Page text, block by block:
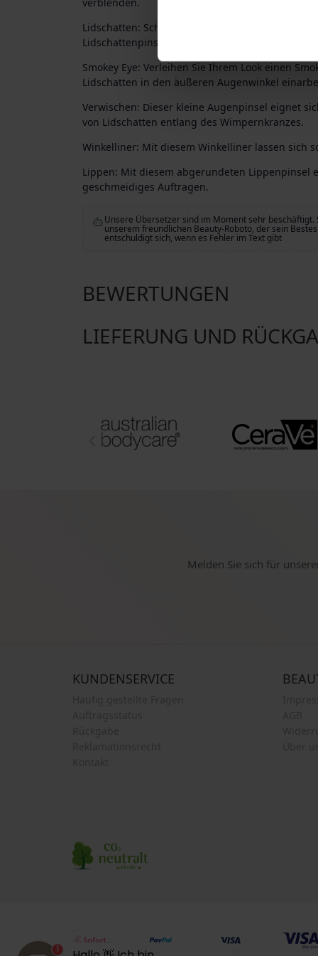
Lidschatten: Schattieren Sie Ihr Augenlid mit
Lidschattenpinsel.
Smokey Eye: Verleihen Sie Ihrem Look einen
Lidschatten in den äußeren Augenwinkel
Verwischen: Dieser kleine Augenpinsel eignet
von Lidschatten entlang des Wimpernkranzes.
Winkelliner: Mit diesem Winkelliner lassen sich
Lippen: Mit diesem abgerundeten Lippenpinsel
geschmeidiges Auftragen.
Unsere Übersetzer sind im Moment sehr beschäftigt.
unserem freundlichen Beauty-Roboto, der sein
entschuldigt sich, wenn es Fehler im Text gibt
BEWERTUNGEN
LIEFERUNG UND
Melden Sie sich für
KUNDENSERVICE
1